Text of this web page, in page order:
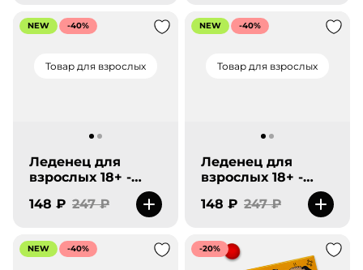
Товар для взрослых
NEW -40%
Леденец для
взрослых 18+ -
HAPPY END.
148 ₽ 247 ₽
Товар для взрослых
NEW -40%
Леденец для
взрослых 18+ -
Карамельный
148 ₽ 247 ₽
NEW -40% -20%